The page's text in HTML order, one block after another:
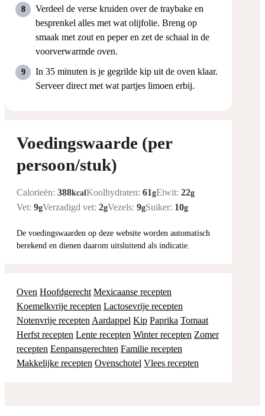
Verdeel de verse kruiden over de traybake en
besprenkel alles met wat olijfolie. Breng op
smaak met zout en peper en zet de schaal in de
voorverwarmde oven.
In 35 minuten is je gegrilde kip uit de oven klaar.
Serveer direct met wat partjes limoen erbij.
Voedingswaarde (per
persoon/stuk)
Calorieën: 388kcal Koolhydraten: 61gEiwit: 22g
Vet: 9gVerzadigd vet: 2gVezels: 9gSuiker: 10g
De voedingswaarden op deze website worden automatisch
berekend en dienen daarom uitsluitend als indicatie.
Oven Hoofdgerecht Mexicaanse recepten
Koemelkvrije recepten Lactosevrije recepten
Notenvrije recepten Aardappel Kip Paprika Tomaat
Herfst recepten Lente recepten Winter recepten Zomer
recepten Eenpansgerechten Familie recepten
Makkelijke recepten Ovenschotel Vlees recepten